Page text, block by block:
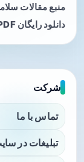
منبع مقالات
دانلود رایگان PDF کتاب‌های پزشکی.
شرکت
تماس با ما
تبلیغات در